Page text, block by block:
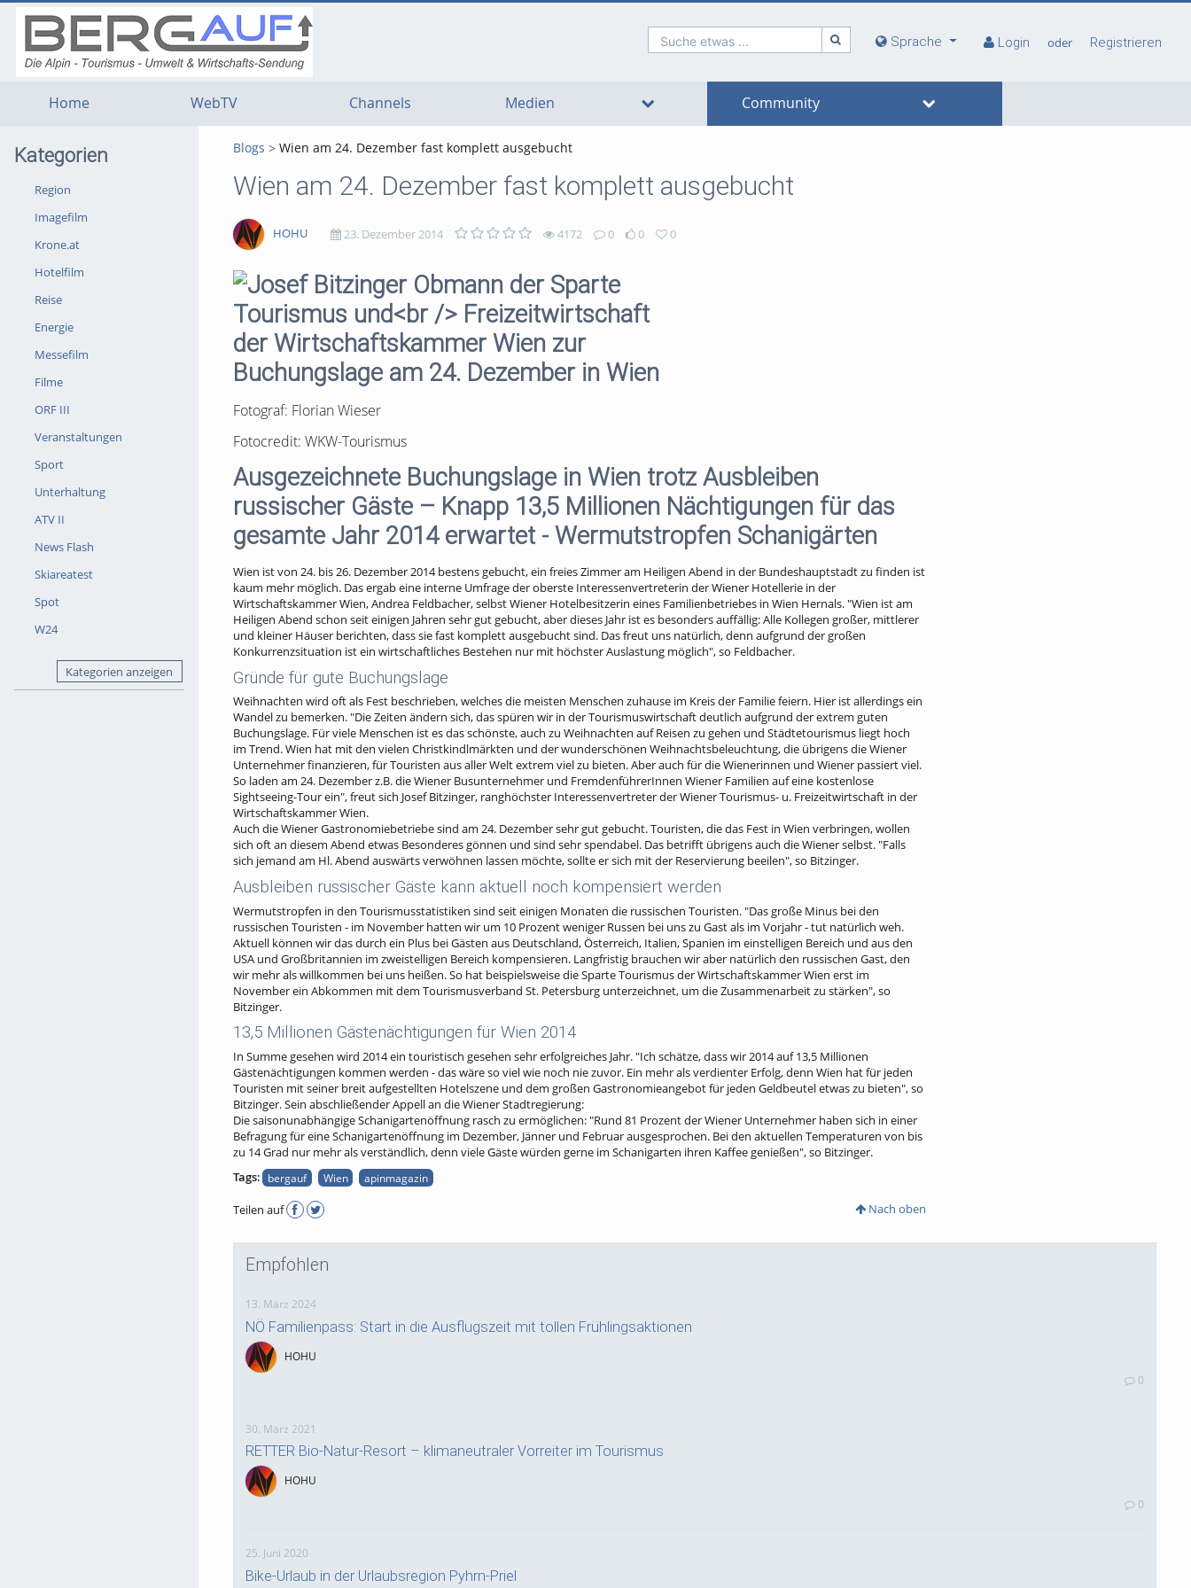
Suche etwas ... Sprache Login oder Registrieren
Home WebTV Channels Medien Community
Kategorien
Region
Imagefilm
Krone.at
Hotelfilm
Reise
Energie
Messefilm
Filme
ORF III
Veranstaltungen
Sport
Unterhaltung
ATV II
News Flash
Skiareatest
Spot
W24
Kategorien anzeigen
Blogs Wien am 24. Dezember fast komplett ausgebucht
Wien am 24. Dezember fast komplett ausgebucht
HOHU 23. Dezember 2014 4172 0
Kommentare
0 0
favorites
Fotograf: Florian Wieser
Fotocredit: WKW-Tourismus
Ausgezeichnete Buchungslage in Wien trotz Ausbleiben
russischer Gäste – Knapp 13,5 Millionen Nächtigungen für das
gesamte Jahr 2014 erwartet - Wermutstropfen Schanigärten
Wien ist von 24. bis 26. Dezember 2014 bestens gebucht, ein freies Zimmer am Heiligen Abend in der Bundeshauptstadt zu finden ist
kaum mehr möglich. Das ergab eine interne Umfrage der oberste Interessenvertreterin der Wiener Hotellerie in der
Wirtschaftskammer Wien, Andrea Feldbacher, selbst Wiener Hotelbesitzerin eines Familienbetriebes in Wien Hernals. "Wien ist am
Heiligen Abend schon seit einigen Jahren sehr gut gebucht, aber dieses Jahr ist es besonders auffällig: Alle Kollegen großer, mittlerer
und kleiner Häuser berichten, dass sie fast komplett ausgebucht sind. Das freut uns natürlich, denn aufgrund der großen
Konkurrenzsituation ist ein wirtschaftliches Bestehen nur mit höchster Auslastung möglich", so Feldbacher.
Gründe für gute Buchungslage
Weihnachten wird oft als Fest beschrieben, welches die meisten Menschen zuhause im Kreis der Familie feiern. Hier ist allerdings ein
Wandel zu bemerken. "Die Zeiten ändern sich, das spüren wir in der Tourismuswirtschaft deutlich aufgrund der extrem guten
Buchungslage. Für viele Menschen ist es das schönste, auch zu Weihnachten auf Reisen zu gehen und Städtetourismus liegt hoch
im Trend. Wien hat mit den vielen Christkindlmärkten und der wunderschönen Weihnachtsbeleuchtung, die übrigens die Wiener
Unternehmer finanzieren, für Touristen aus aller Welt extrem viel zu bieten. Aber auch für die Wienerinnen und Wiener passiert viel.
So laden am 24. Dezember z.B. die Wiener Busunternehmer und FremdenführerInnen Wiener Familien auf eine kostenlose
Sightseeing-Tour ein", freut sich Josef Bitzinger, ranghöchster Interessenvertreter der Wiener Tourismus- u. Freizeitwirtschaft in der
Wirtschaftskammer Wien.
Auch die Wiener Gastronomiebetriebe sind am 24. Dezember sehr gut gebucht. Touristen, die das Fest in Wien verbringen, wollen
sich oft an diesem Abend etwas Besonderes gönnen und sind sehr spendabel. Das betrifft übrigens auch die Wiener selbst. "Falls
sich jemand am Hl. Abend auswärts verwöhnen lassen möchte, sollte er sich mit der Reservierung beeilen", so Bitzinger.
Ausbleiben russischer Gäste kann aktuell noch kompensiert werden
Wermutstropfen in den Tourismusstatistiken sind seit einigen Monaten die russischen Touristen. "Das große Minus bei den
russischen Touristen - im November hatten wir um 10 Prozent weniger Russen bei uns zu Gast als im Vorjahr - tut natürlich weh.
Aktuell können wir das durch ein Plus bei Gästen aus Deutschland, Österreich, Italien, Spanien im einstelligen Bereich und aus den
USA und Großbritannien im zweistelligen Bereich kompensieren. Langfristig brauchen wir aber natürlich den russischen Gast, den
wir mehr als willkommen bei uns heißen. So hat beispielsweise die Sparte Tourismus der Wirtschaftskammer Wien erst im
November ein Abkommen mit dem Tourismusverband St. Petersburg unterzeichnet, um die Zusammenarbeit zu stärken", so
Bitzinger.
13,5 Millionen Gästenächtigungen für Wien 2014
In Summe gesehen wird 2014 ein touristisch gesehen sehr erfolgreiches Jahr. "Ich schätze, dass wir 2014 auf 13,5 Millionen
Gästenächtigungen kommen werden - das wäre so viel wie noch nie zuvor. Ein mehr als verdienter Erfolg, denn Wien hat für jeden
Touristen mit seiner breit aufgestellten Hotelszene und dem großen Gastronomieangebot für jeden Geldbeutel etwas zu bieten", so
Bitzinger. Sein abschließender Appell an die Wiener Stadtregierung:
Die saisonunabhängige Schanigartenöffnung rasch zu ermöglichen: "Rund 81 Prozent der Wiener Unternehmer haben sich in einer
Befragung für eine Schanigartenöffnung im Dezember, Jänner und Februar ausgesprochen. Bei den aktuellen Temperaturen von bis
zu 14 Grad nur mehr als verständlich, denn viele Gäste würden gerne im Schanigarten ihren Kaffee genießen", so Bitzinger.
Tags:
bergauf Wien apinmagazin
Teilen auf Nach oben
Empfohlen
13. März 2024
NÖ Familienpass: Start in die Ausflugszeit mit tollen Frühlingsaktionen
HOHU
0
30. März 2021
RETTER Bio-Natur-Resort – klimaneutraler Vorreiter im Tourismus
HOHU
0
25. Juni 2020
Bike-Urlaub in der Urlaubsregion Pyhrn-Priel